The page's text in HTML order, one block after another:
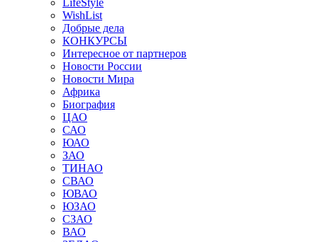
LifeStyle
WishList
Добрые дела
КОНКУРСЫ
Интересное от партнеров
Новости России
Новости Мира
Африка
Биография
ЦАО
САО
ЮАО
ЗАО
ТИНАО
СВАО
ЮВАО
ЮЗАО
СЗАО
ВАО